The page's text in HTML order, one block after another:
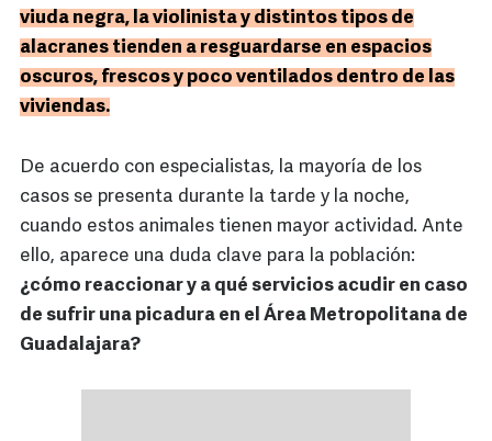
viuda negra, la violinista y distintos tipos de
alacranes tienden a resguardarse en espacios
oscuros, frescos y poco ventilados dentro de las
viviendas.
De acuerdo con especialistas, la mayoría de los
casos se presenta durante la tarde y la noche,
cuando estos animales tienen mayor actividad. Ante
ello, aparece una duda clave para la población:
¿cómo reaccionar y a qué servicios acudir en caso
de sufrir una picadura en el Área Metropolitana de
Guadalajara?